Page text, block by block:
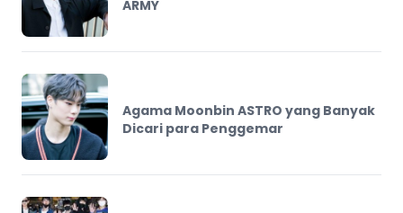
ARMY
Agama Moonbin ASTRO yang Banyak
Dicari para Penggemar